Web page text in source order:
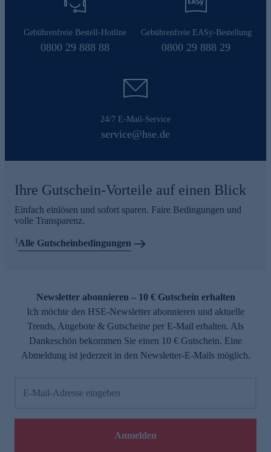
Gebührenfreie Bestell-Hotline
0800 29 888 88
Gebührenfreie EASy-Bestellung
0800 29 888 29
24/7 E-Mail-Service
service@hse.de
Ihre Gutschein-Vorteile auf einen Blick
Einfach einlösen und sofort sparen. Faire Bedingungen und
volle Transparenz.
1Alle Gutscheinbedingungen
Newsletter abonnieren – 10 € Gutschein erhalten
Ich möchte den HSE-Newsletter abonnieren und aktuelle
Trends, Angebote & Gutscheine per E-Mail erhalten. Als
Dankeschön bekommen Sie einen 10 € Gutschein. Eine
Abmeldung ist jederzeit in den Newsletter-E-Mails möglich.
E-Mail-Adresse eingeben
Anmelden